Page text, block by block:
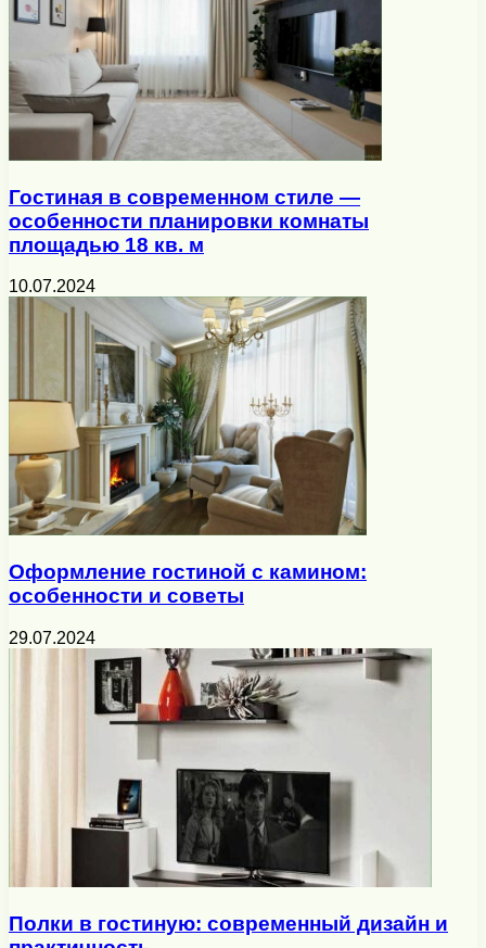
Гостиная в современном стиле —
особенности планировки комнаты
площадью 18 кв. м
10.07.2024
Оформление гостиной с камином:
особенности и советы
29.07.2024
Полки в гостиную: современный дизайн и